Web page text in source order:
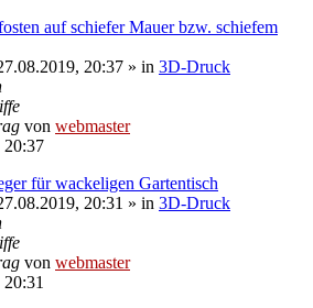
auf schiefer Mauer bzw. schiefem
20:37 » in 3D-Druck
von webmaster
20:37
für wackeligen Gartentisch
20:31 » in 3D-Druck
von webmaster